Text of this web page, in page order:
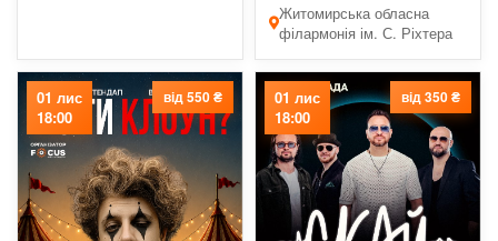
Житомирська обласна
філармонія ім. С. Ріхтера
01 лис
18:00
від 550 ₴
01 лис
18:00
від 350 ₴